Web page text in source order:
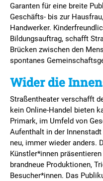
Garanten für eine breite
Geschäfts- bis zur
Handwerker.
Bildungsauftrag, schafft
Brücken zwischen den
spontanes
Wider die
Straßentheater verschafft
kein Online-Handel bieten
Primark, im Umfeld von
Aufenthalt in der
neu, immer wieder anders.
Künstler*innen
brandneue Produktionen,
Besucher*innen. Das